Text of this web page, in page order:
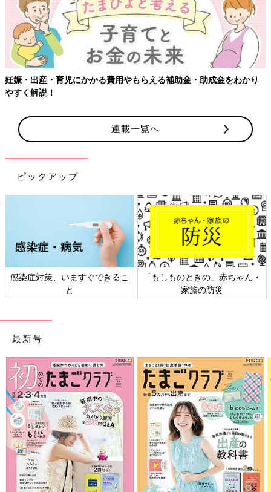
費用やもらえる補助金・助成金をわかり 【ワクチン接種できる
連載一覧へ
ピックアップ
ますぐできるこ
「もしものときの」赤ちゃん・
日本外来小
最新号